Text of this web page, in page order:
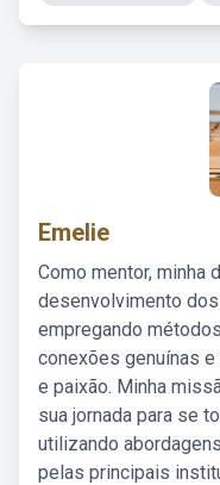
Emelie
Como mentor, minha
desenvolvimento
empregando
conexões genuínas
e paixão. Minha
sua jornada para se
utilizando
pelas principais